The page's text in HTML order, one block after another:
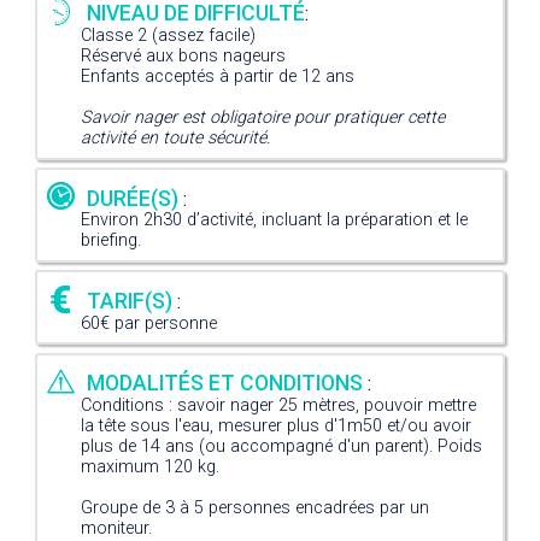
NIVEAU DE DIFFICULTÉ:
Classe 2 (assez facile)
Réservé aux bons nageurs
Enfants acceptés à partir de 12 ans
Savoir nager est obligatoire pour pratiquer cette
activité en toute sécurité.
DURÉE(S) :
Environ 2h30 d’activité, incluant la préparation et le
briefing.
TARIF(S) :
60€ par personne
MODALITÉS ET CONDITIONS :
Conditions : savoir nager 25 mètres, pouvoir mettre
la tête sous l'eau, mesurer plus d'1m50 et/ou avoir
plus de 14 ans (ou accompagné d'un parent). Poids
maximum 120 kg.
Groupe de 3 à 5 personnes encadrées par un
moniteur.